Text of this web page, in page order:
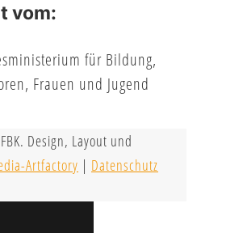
vom:
Design, Layout und
Artfactory | Datenschutz